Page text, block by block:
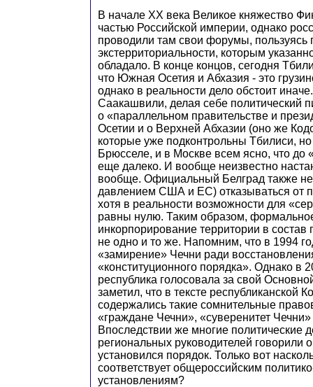
В начале ХХ века Великое княжество
частью Российской империи, однако
проводили там свои форумы, пользуясь
экстерриториальности, которым
обладало. В конце концов, сегодня
что Южная Осетия и Абхазия - это
однако в реальности дело обстоит
Саакашвили, делая себе политический
о «параллельном правительстве и
Осетии и о Верхней Абхазии (оно же
которые уже подконтрольны Тбилиси,
Брюсселе, и в Москве всем ясно, что до
еще далеко. И вообще неизвестно
вообще. Официальный Белград также
давлением США и ЕС) отказываться от
хотя в реальности возможности для
равны нулю. Таким образом,
инкорпорирование территории в состав
не одно и то же. Напомним, что в 1994
«замирение» Чечни ради
«конституционного порядка». Однако в
республика голосовала за свой
заметил, что в тексте республиканской
содержались такие сомнительные
«граждане Чечни», «суверенитет
Впоследствии же многие политические
региональных руководителей говорили
установился порядок. Только вот
соответствует общероссийским
установлениям?